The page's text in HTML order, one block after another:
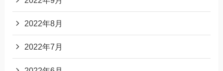
2022年8月
2022年7月